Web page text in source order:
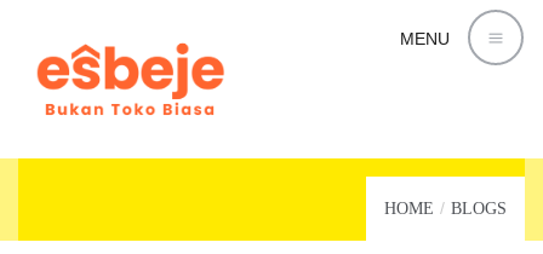
MENU
HOME BLOGS